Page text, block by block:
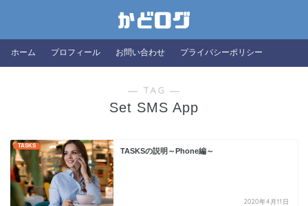
ホーム プロフィール お問い合わせ プライバシーポリシー
― TAG ―
Set SMS App
TASKS
TASKSの説明～Phone編～
2020年4月11日